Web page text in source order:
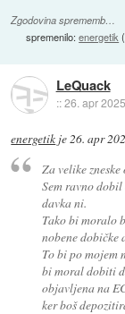
Zgodovina sprememb…
spremenilo:energetik (
LeQuack
::26. apr
energetik je26. apr
Za velike
Sem ravno
davka ni.
Tako bi moralo
nobene dobičke
To bi po mojem
bi moral dobiti
objavljena na
ker boš